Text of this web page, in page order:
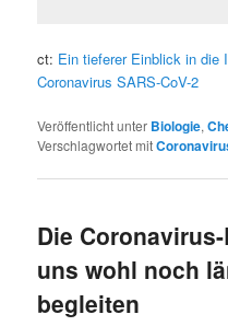
ct: Ein tieferer Einblick in die
Coronavirus SARS-CoV-2
Veröffentlicht unter Biologie,
Verschlagwortet mit
Die
uns wohl noch
begleiten